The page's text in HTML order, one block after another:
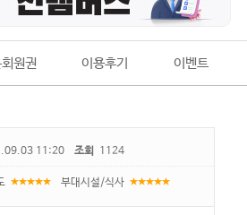
원권 이용후기 이벤트
11:20 조회 1124
부대시설/식사